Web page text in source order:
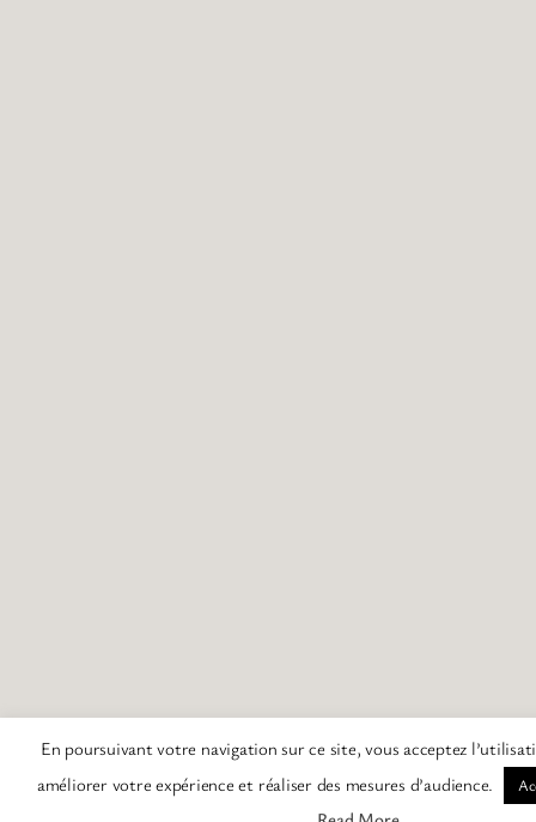
En poursuivant votre navigation sur ce site, vous acceptez
améliorer votre expérience et réaliser des mesures d’audience.